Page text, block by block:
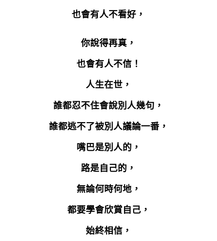
也會有人不看好，
你說得再真，
也會有人不信！
人生在世，
誰都忍不住會說別人幾句，
誰都逃不了被別人議論一番，
嘴巴是別人的，
路是自己的，
無論何時何地，
都要學會欣賞自己，
始終相信，